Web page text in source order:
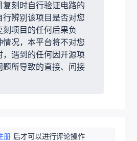
复刻时自行验证电路的
行辨别该项目是否对您
刻项目的任何后果负
情况，本平台将不对您
，遇到的任何因开源项
题所导致的直接、间接
册 后才可以进行评论操作